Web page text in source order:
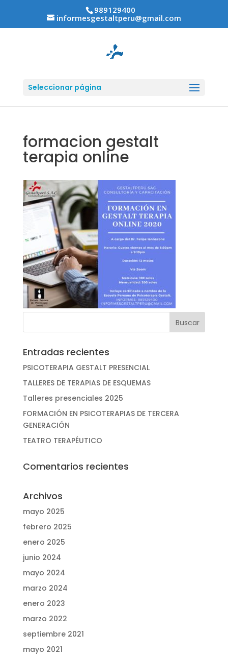
989129400
informesgestaltperu@gmail.com
Seleccionar página
formacion gestalt
terapia online
Entradas recientes
PSICOTERAPIA GESTALT PRESENCIAL
TALLERES DE TERAPIAS DE ESQUEMAS
Talleres presenciales 2025
FORMACIÓN EN PSICOTERAPIAS DE TERCERA
GENERACIÓN
TEATRO TERAPÉUTICO
Comentarios recientes
Archivos
mayo 2025
febrero 2025
enero 2025
junio 2024
mayo 2024
marzo 2024
enero 2023
marzo 2022
septiembre 2021
mayo 2021